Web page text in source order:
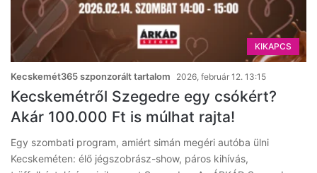
KIKAPCS
Kecskemét365 szponzorált tartalom 2026, február 12. 13:15
Kecskemétről Szegedre egy csókért?
Akár 100.000 Ft is múlhat rajta!
Egy szombati program, amiért simán megéri autóba ülni
Kecskeméten: élő jégszobrász-show, páros kihívás,